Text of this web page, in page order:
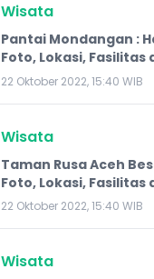
Wisata
Pantai Mondangan :
Foto, Lokasi, Fasilitas
22 Oktober 2022, 15:40 WIB
Wisata
Taman Rusa Aceh
Foto, Lokasi, Fasilitas
22 Oktober 2022, 15:40 WIB
Wisata